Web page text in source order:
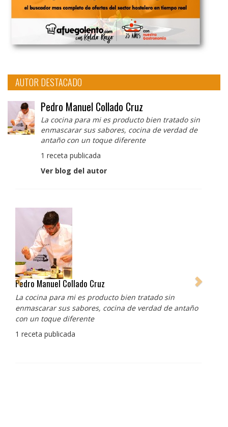
AUTOR DESTACADO
Pedro Manuel Collado Cruz
La cocina para mi es producto bien tratado sin
enmascarar sus sabores, cocina de verdad de
antaño con un toque diferente
1 receta publicada
Ver blog del autor
Pedro Manuel Collado Cruz
La cocina para mi es producto bien tratado sin
enmascarar sus sabores, cocina de verdad de antaño
con un toque diferente
1 receta publicada